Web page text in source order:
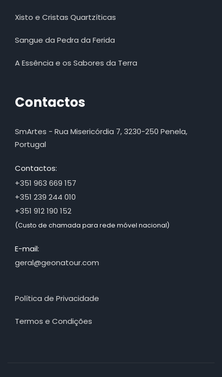
Xisto e Cristas Quartzíticas
Sangue da Pedra da Ferida
A Essência e os Sabores da Terra
Contactos
SmArtes - Rua Misericórdia 7, 3230-250 Penela,
Portugal
Contactos:
+351 963 669 157
+351 239 244 010
+351 912 190 152
(Custo de chamada para rede móvel nacional)
E-mail:
geral@geonatour.com
Política de Privacidade
Termos e Condições